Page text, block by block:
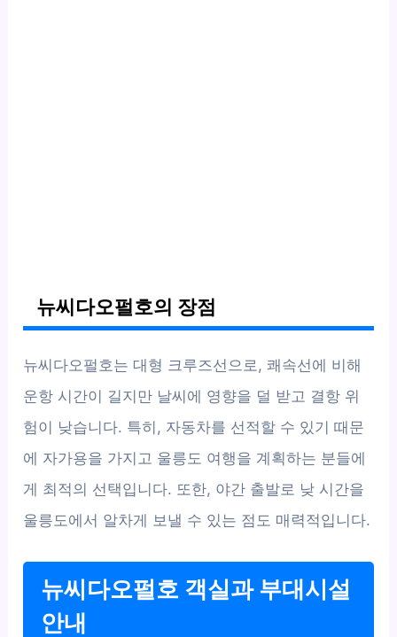
뉴씨다오펄호의 장점
뉴씨다오펄호는 대형 크루즈선으로, 쾌속선에 비해
운항 시간이 길지만 날씨에 영향을 덜 받고 결항 위
험이 낮습니다. 특히, 자동차를 선적할 수 있기 때문
에 자가용을 가지고 울릉도 여행을 계획하는 분들에
게 최적의 선택입니다. 또한, 야간 출발로 낮 시간을
울릉도에서 알차게 보낼 수 있는 점도 매력적입니다.
뉴씨다오펄호 객실과 부대시설
안내